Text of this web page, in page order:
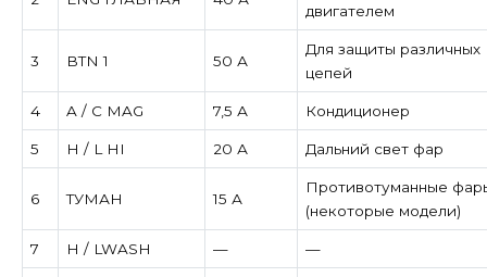
двигателем
3 BTN 1 50 А
Для защиты различных
цепей
4 A / C MAG 7,5 А Кондиционер
5 H / L HI 20 А Дальний свет фар
6 ТУМАН 15 А
Противотуманные
(некоторые модели)
7 Н / LWASH — —